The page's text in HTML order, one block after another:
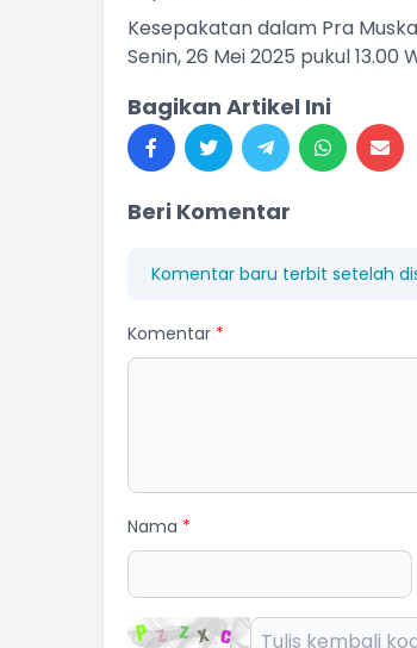
Kesepakatan dalam Pra
Senin, 26 Mei 2025 pukul 13.00
Bagikan Artikel Ini
Beri Komentar
Komentar baru terbit setelah
Komentar *
Nama *